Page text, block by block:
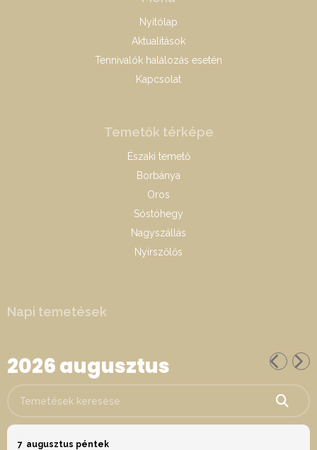
Nyitólap
Aktualitások
Tennivalók halálozás esetén
Kapcsolat
Temetők térképe
Északi temető
Borbánya
Oros
Sóstóhegy
Nagyszállás
Nyírszőlős
Napi temetések
2026 augusztus
7 augusztus péntek